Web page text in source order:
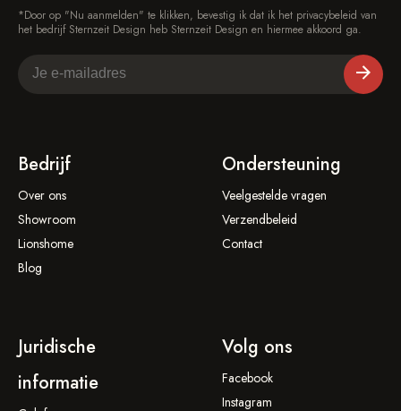
*Door op "Nu aanmelden" te klikken, bevestig ik dat ik het privacybeleid van
het bedrijf Sternzeit Design heb Sternzeit Design en hiermee akkoord ga.
Bedrijf
Over ons
Showroom
Lionshome
Blog
Ondersteuning
Veelgestelde vragen
Verzendbeleid
Contact
Juridische
informatie
Volg ons
Facebook
Instagram